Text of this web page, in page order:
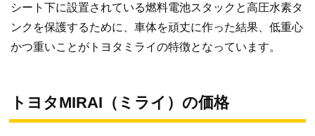
シート下に設置されている燃料電池スタックと高圧水素タ
ンクを保護するために、車体を頑丈に作った結果、低重心
かつ重いことがトヨタミライの特徴となっています。
トヨタMIRAI（ミライ）の価格